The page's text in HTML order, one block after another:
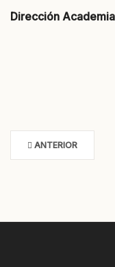
Dirección
ANTERIOR